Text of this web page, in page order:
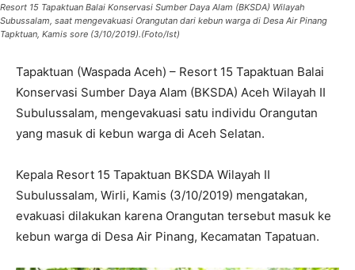
Resort 15 Tapaktuan Balai Konservasi Sumber Daya Alam (BKSDA) Wilayah
Subussalam, saat mengevakuasi Orangutan dari kebun warga di Desa Air Pinang
Tapktuan, Kamis sore (3/10/2019).(Foto/Ist)
Tapaktuan (Waspada Aceh) – Resort 15 Tapaktuan Balai
Konservasi Sumber Daya Alam (BKSDA) Aceh Wilayah II
Subulussalam, mengevakuasi satu individu Orangutan
yang masuk di kebun warga di Aceh Selatan.
Kepala Resort 15 Tapaktuan BKSDA Wilayah II
Subulussalam, Wirli, Kamis (3/10/2019) mengatakan,
evakuasi dilakukan karena Orangutan tersebut masuk ke
kebun warga di Desa Air Pinang, Kecamatan Tapatuan.